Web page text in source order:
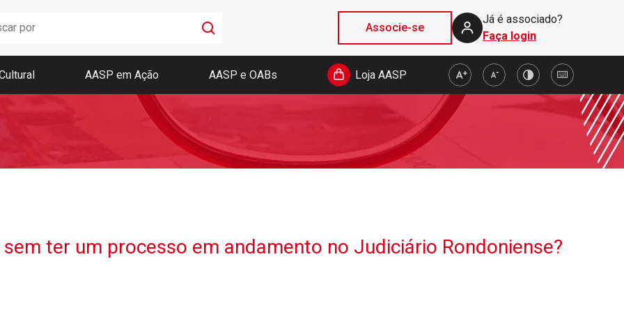
Associe-se
Já é associado?
Faça login
Boletim AASP
Coleção de Códigos de Bolso
Revista da AASP
AASP em Ação AASP e OABs Loja AASP
ter um processo em andamento no Judiciário Rondoniense?